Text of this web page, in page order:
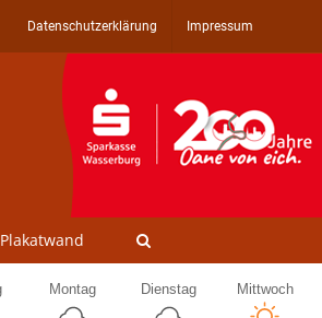
Datenschutzerklärung Impressum
Plakatwand